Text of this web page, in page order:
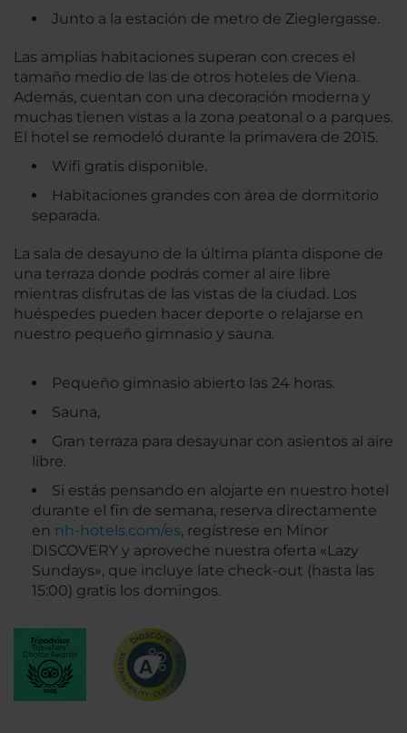
Junto a la estación de metro de Zieglergasse.
Las amplias habitaciones superan con creces el
tamaño medio de las de otros hoteles de Viena.
Además, cuentan con una decoración moderna y
muchas tienen vistas a la zona peatonal o a parques.
El hotel se remodeló durante la primavera de 2015.
Wifi gratis disponible.
Habitaciones grandes con área de dormitorio
separada.
La sala de desayuno de la última planta dispone de
una terraza donde podrás comer al aire libre
mientras disfrutas de las vistas de la ciudad. Los
huéspedes pueden hacer deporte o relajarse en
nuestro pequeño gimnasio y sauna.
Pequeño gimnasio abierto las 24 horas.
Sauna,
Gran terraza para desayunar con asientos al aire
libre.
Si estás pensando en alojarte en nuestro hotel
durante el fin de semana, reserva directamente
en nh-hotels.com/es, regístrese en Minor
DISCOVERY y aproveche nuestra oferta «Lazy
Sundays», que incluye late check-out (hasta las
15:00) gratis los domingos.